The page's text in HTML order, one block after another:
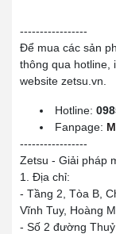
-----------------
Để mua các sản
thông qua hotline,
website zetsu.vn.
Hotline:
Fanpage:
-----------------
Zetsu - Giải pháp
1. Địa chỉ:
- Tầng 2, Tòa B,
Vĩnh Tuy, Hoàng
- Số 2 đường